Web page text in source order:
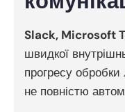
Slack, Microsoft
швидкої
прогресу
не повністю